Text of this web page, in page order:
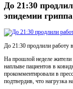
До 21:30
эпидемии гриппа
До 21:30 продлили работу
На прошлой неделе жители
наплыве пациентов в
прокомментировали в
подтвердив, что нагрузка